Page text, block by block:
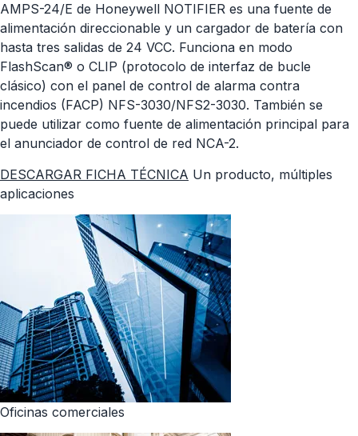
AMPS-24/E de Honeywell NOTIFIER es una fuente de
alimentación direccionable y un cargador de batería con
hasta tres salidas de 24 VCC. Funciona en modo
FlashScan® o CLIP (protocolo de interfaz de bucle
clásico) con el panel de control de alarma contra
incendios (FACP) NFS-3030/NFS2-3030. También se
puede utilizar como fuente de alimentación principal para
el anunciador de control de red NCA-2.
DESCARGAR FICHA TÉCNICA Un producto, múltiples
aplicaciones
Oficinas comerciales